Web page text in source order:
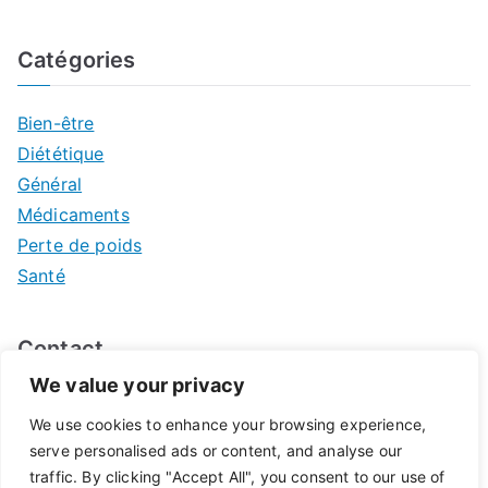
We value your privacy
We use cookies to enhance your browsing experience,
serve personalised ads or content, and analyse our
traffic. By clicking "Accept All", you consent to our use of
Catégories
Bien-être
Diététique
Général
Médicaments
Perte de poids
Santé
Contact